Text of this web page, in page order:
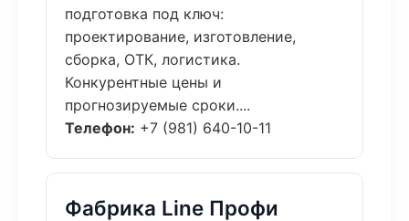
подготовка под ключ:
проектирование, изготовление,
сборка, ОТК, логистика.
Конкурентные цены и
прогнозируемые сроки....
Телефон: +7 (981) 640-10-11
Фабрика Line Профи